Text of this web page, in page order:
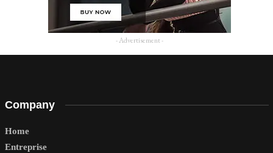
- Advertisement -
Company
Home
Entreprise